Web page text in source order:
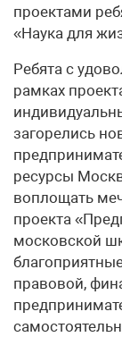
проектами
«Наука для
Ребята с
рамках
загорелись
ресурсы
воплощать
проекта
московской
правовой,